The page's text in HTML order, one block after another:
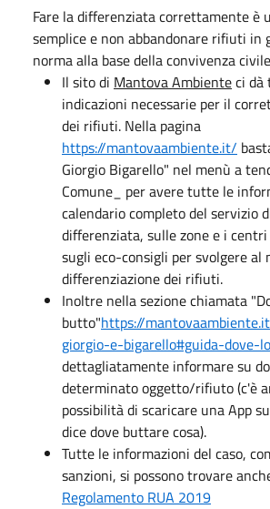
Fare la differenziata correttamente è
semplice e non abbandonare rifiuti in
norma alla base della convivenza
Il sito di Mantova Ambienteci
indicazioni necessarie per il
dei rifiuti. Nella pagina
https://mantovaambiente.it/
Giorgio Bigarello" nel menù a
Comune_ per avere tutte le
calendario completo del servizio
differenziata, sulle zone e i
sugli eco-consigli per svolgere al
differenziazione dei rifiuti.
Inoltre nella sezione chiamata
butto"https://
giorgio-e-bigarello#guida-dove-
dettagliatamente informare su
determinato oggetto/rifiuto (c'è
possibilità di scaricare una App
dice dove buttare cosa).
Tutte le informazioni del caso,
sanzioni, si possono trovare
Regolamento RUA 2019